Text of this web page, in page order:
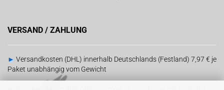
VERSAND / ZAHLUNG
► Versandkosten (DHL) innerhalb Deutschlands (Festland) 7,97 € je
Paket unabhängig vom Gewicht